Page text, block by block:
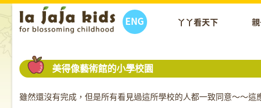
ENG 丫丫看天下
美得像藝術館的小學校園
雖然還沒有完成，但是所有看見過這所學校的人都一致同意～～